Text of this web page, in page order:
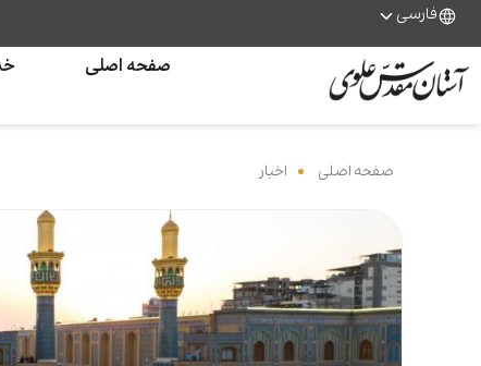
فارسی
صفحه اصلی
صفحه اصلی اخبار